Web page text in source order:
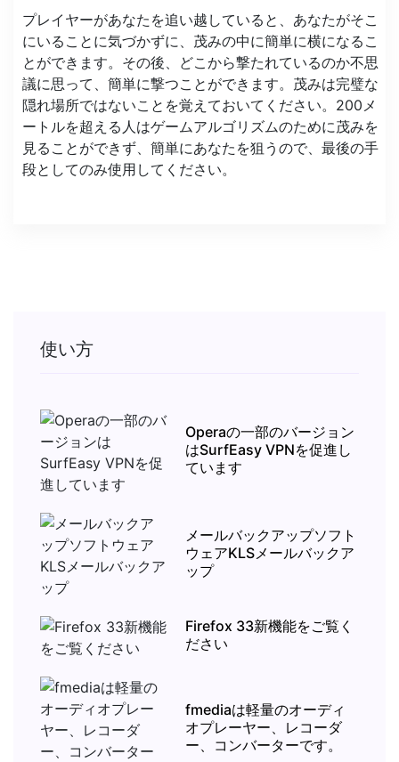
プレイヤーがあなたを追い越していると、あなたがそこ
にいることに気づかずに、茂みの中に簡単に横になるこ
とができます。その後、どこから撃たれているのか不思
議に思って、簡単に撃つことができます。茂みは完璧な
隠れ場所ではないことを覚えておいてください。200メ
ートルを超える人はゲームアルゴリズムのために茂みを
見ることができず、簡単にあなたを狙うので、最後の手
段としてのみ使用してください。
使い方
Operaの一部のバージョン
はSurfEasy VPNを促進し
ています
メールバックアップソフト
ウェアKLSメールバックア
ップ
Firefox 33新機能をご覧く
ださい
fmediaは軽量のオーディ
オプレーヤー、レコーダ
ー、コンバーターです。